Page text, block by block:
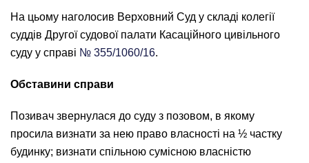
На цьому наголосив Верховний Суд у складі колегії
суддів Другої судової палати Касаційного цивільного
суду у справі № 355/1060/16.
Обставини справи
Позивач звернулася до суду з позовом, в якому
просила визнати за нею право власності на ½ частку
будинку; визнати спільною сумісною власністю